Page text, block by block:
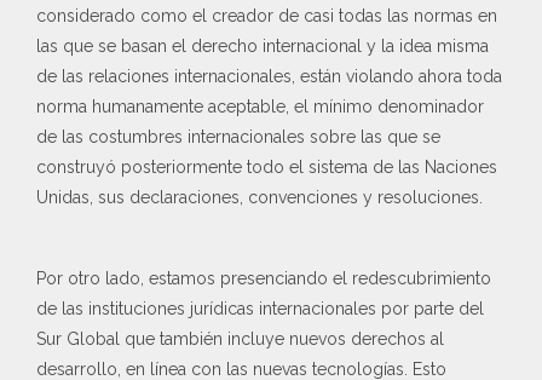
considerado como el creador de casi todas las normas en
las que se basan el derecho internacional y la idea misma
de las relaciones internacionales, están violando ahora toda
norma humanamente aceptable, el mínimo denominador
de las costumbres internacionales sobre las que se
construyó posteriormente todo el sistema de las Naciones
Unidas, sus declaraciones, convenciones y resoluciones.
Por otro lado, estamos presenciando el redescubrimiento
de las instituciones jurídicas internacionales por parte del
Sur Global que también incluye nuevos derechos al
desarrollo, en línea con las nuevas tecnologías. Esto